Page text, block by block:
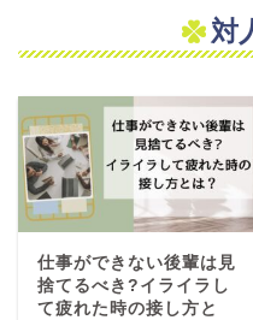
対
仕事ができない後輩は見
捨てるべき?イライラし
て疲れた時の接し方と